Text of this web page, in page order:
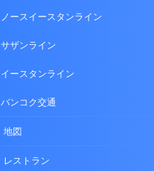
ノースイースタンライン
サザンライン
イースタンライン
バンコク交通
地図
レストラン